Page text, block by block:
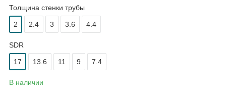
Толщина стенки трубы
2 2.4 3 3.6 4.4
SDR
17 13.6 11 9 7.4
В наличии